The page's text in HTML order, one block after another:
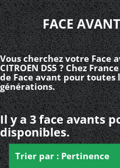
FACE
Vous cherchez votre Face
CITROEN DS5 ? Chez
de Face avant pour toutes
générations.
Il y a 3 face avants
disponibles.
Trier par : Pertinence